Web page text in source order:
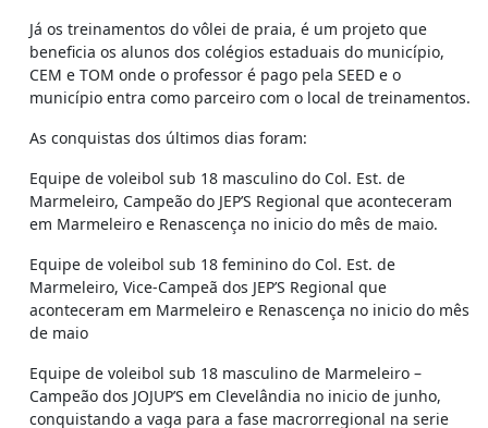
Já os treinamentos do vôlei de praia, é um projeto que
beneficia os alunos dos colégios estaduais do município,
CEM e TOM onde o professor é pago pela SEED e o
município entra como parceiro com o local de treinamentos.
As conquistas dos últimos dias foram:
Equipe de voleibol sub 18 masculino do Col. Est. de
Marmeleiro, Campeão do JEP’S Regional que aconteceram
em Marmeleiro e Renascença no inicio do mês de maio.
Equipe de voleibol sub 18 feminino do Col. Est. de
Marmeleiro, Vice-Campeã dos JEP’S Regional que
aconteceram em Marmeleiro e Renascença no inicio do mês
de maio
Equipe de voleibol sub 18 masculino de Marmeleiro –
Campeão dos JOJUP’S em Clevelândia no inicio de junho,
conquistando a vaga para a fase macrorregional na serie